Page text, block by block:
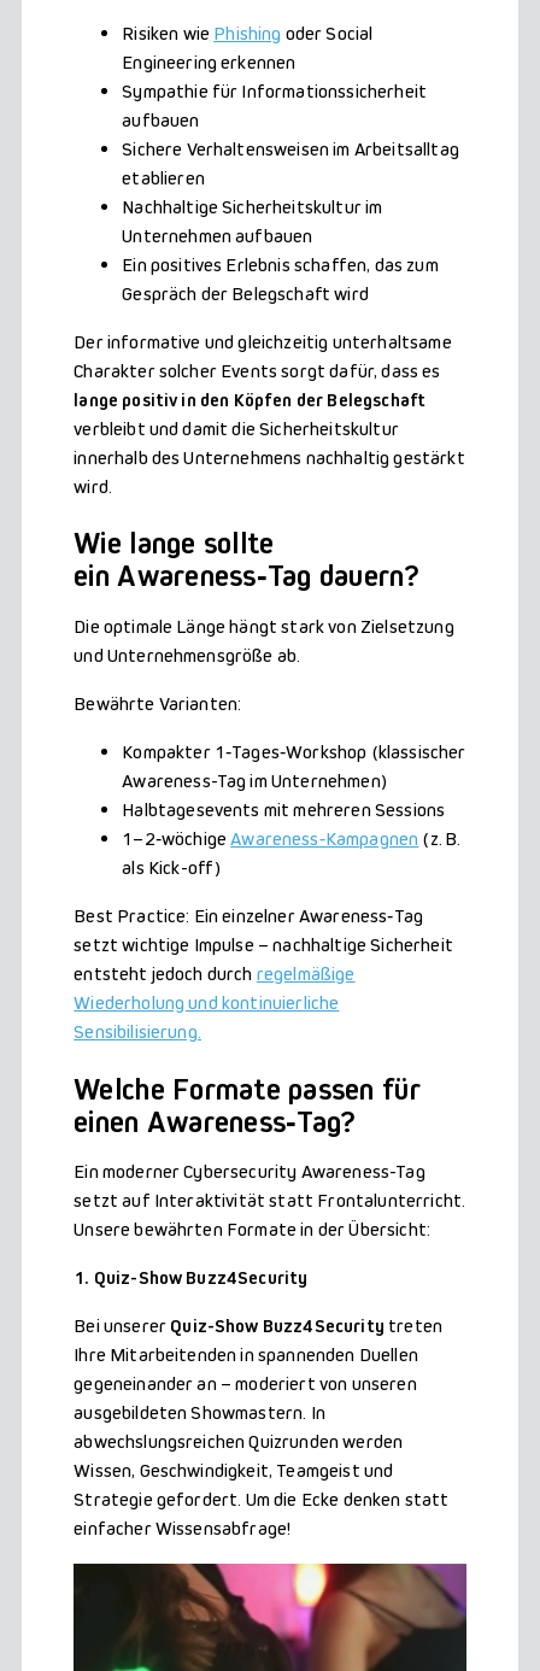
Risiken wie Phishing oder Social
Engineering erkennen
Sympathie für Informationssicherheit
aufbauen
Sichere Verhaltensweisen im Arbeitsalltag
etablieren
Nachhaltige Sicherheitskultur im
Unternehmen aufbauen
Ein positives Erlebnis schaffen, das zum
Gespräch der Belegschaft wird
Der informative und gleichzeitig unterhaltsame
Charakter solcher Events sorgt dafür, dass es
lange positiv in den Köpfen der Belegschaft
verbleibt und damit die Sicherheitskultur
innerhalb des Unternehmens nachhaltig gestärkt
wird.
Wie lange sollte
ein Awareness‑Tag dauern?
Die optimale Länge hängt stark von Zielsetzung
und Unternehmensgröße ab.
Bewährte Varianten:
Kompakter 1‑Tages‑Workshop (klassischer
Awareness-Tag im Unternehmen)
Halbtagesevents mit mehreren Sessions
1–2‑wöchigeAwareness‑Kampagnen (z. B.
als Kick-off)
Best Practice: Ein einzelner Awareness‑Tag
setzt wichtige Impulse – nachhaltige Sicherheit
entsteht jedoch durch regelmäßige
Wiederholung und kontinuierliche
Sensibilisierung.
Welche Formate passen für
einen Awareness‑Tag?
Ein moderner Cybersecurity Awareness-Tag
setzt auf Interaktivität statt Frontalunterricht.
Unsere bewährten Formate in der Übersicht:
1. Quiz-Show Buzz4Security
Bei unserer Quiz-Show Buzz4Security treten
Ihre Mitarbeitenden in spannenden Duellen
gegeneinander an – moderiert von unseren
ausgebildeten Showmastern. In
abwechslungsreichen Quizrunden werden
Wissen, Geschwindigkeit, Teamgeist und
Strategie gefordert. Um die Ecke denken statt
einfacher Wissensabfrage!